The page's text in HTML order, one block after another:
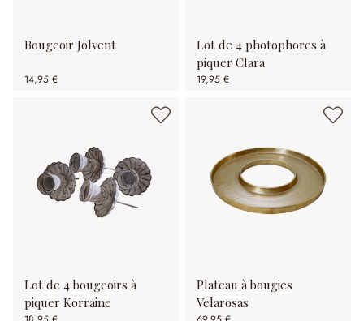
Bougeoir Jolvent
14,95 €
Lot de 4 photophores à
piquer Clara
19,95 €
Lot de 4 bougeoirs à
piquer Korraine
Plateau à bougies
Velarosas